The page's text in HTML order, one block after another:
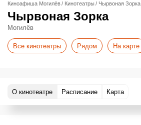
Киноафиша Могилёв Кинотеатры Чырвоная Зорка
Чырвоная Зорка
Могилёв
Все кинотеатры Рядом На карте
О кинотеатре Расписание Карта